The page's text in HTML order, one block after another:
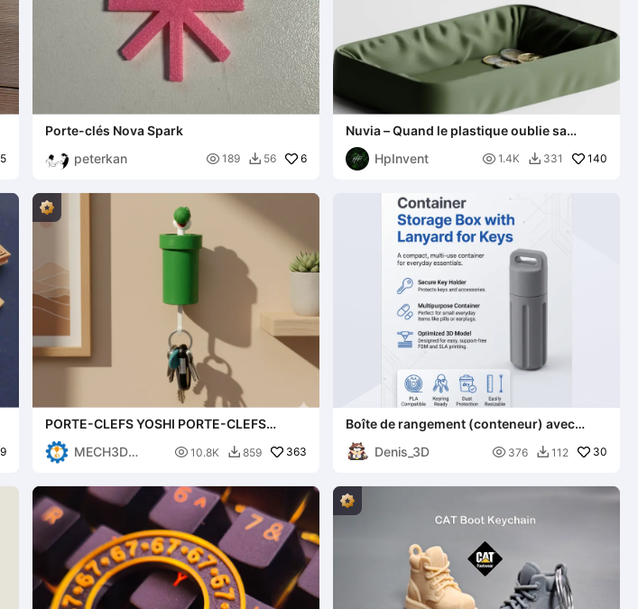
5
Porte-clés Nova Spark
peterkan
 189  56 6
Nuvia – Quand le plastique oublie sa
rigidité.
HpInvent
 1.4K  331 140
PORTE-CLEFS YOSHI PORTE-CLEFS
MURAL SUPER MARIO
MECH3D
 10.8K  859 363
Boîte de rangement (conteneur) avec
Denis_3D
 376  112 30